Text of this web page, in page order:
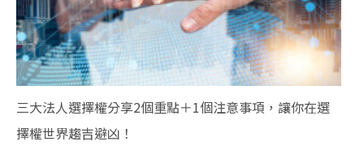
三大法人選擇權分享2個重點＋1個注意事項，讓你在選
擇權世界趨吉避凶！